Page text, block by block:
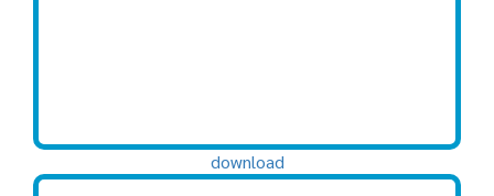
download